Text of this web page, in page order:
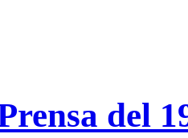
del